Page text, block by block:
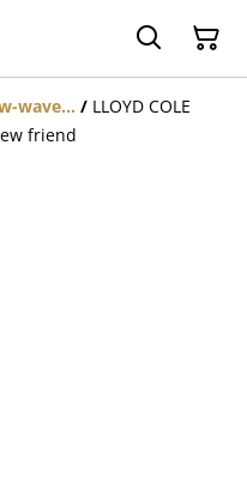
wave... / LLOYD COLE
friend